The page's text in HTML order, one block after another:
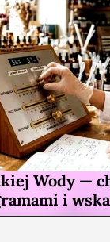
Wody —
i